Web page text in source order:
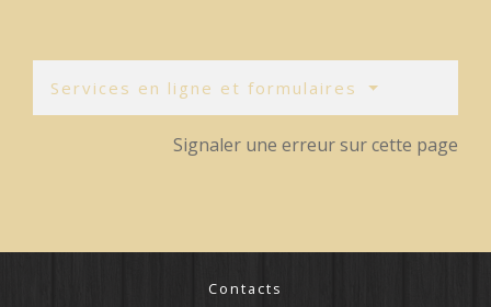
Services en ligne et formulaires
Signaler une erreur sur cette page
Contacts